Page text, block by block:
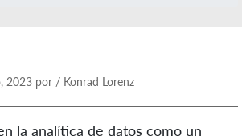
2023 por / Konrad Lorenz
la analítica de datos como un